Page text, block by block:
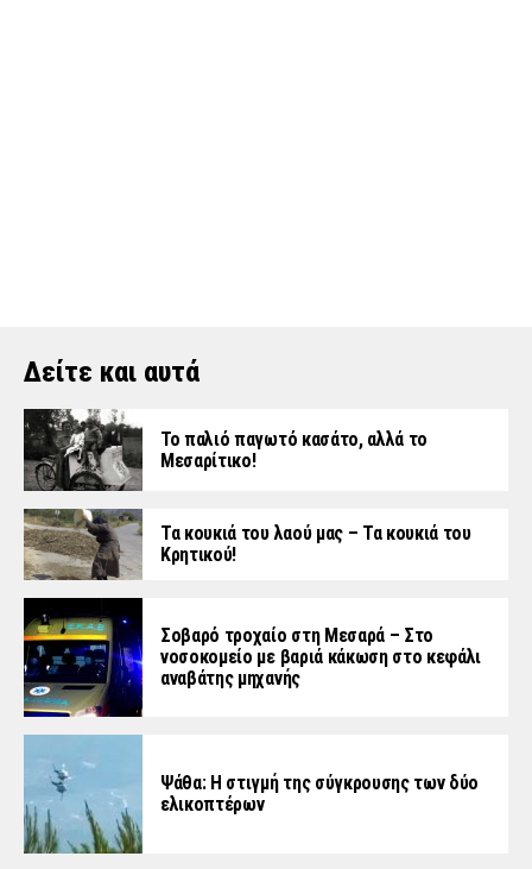
Δείτε και αυτά
Το παλιό παγωτό κασάτο, αλλά το
Μεσαρίτικο!
Τα κουκιά του λαού μας – Τα κουκιά του
Κρητικού!
Σοβαρό τροχαίο στη Μεσαρά – Στο
νοσοκομείο με βαριά κάκωση στο κεφάλι
αναβάτης μηχανής
Ψάθα: Η στιγμή της σύγκρουσης των δύο
ελικοπτέρων